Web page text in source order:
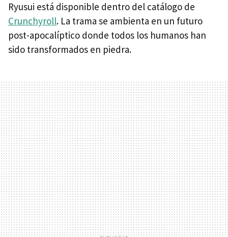
Ryusui está disponible dentro del catálogo de
Crunchyroll. La trama se ambienta en un futuro
post-apocalíptico donde todos los humanos han
sido transformados en piedra.